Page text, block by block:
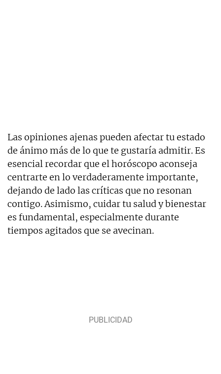
Las opiniones ajenas pueden afectar tu estado
de ánimo más de lo que te gustaría admitir. Es
esencial recordar que el horóscopo aconseja
centrarte en lo verdaderamente importante,
dejando de lado las críticas que no resonan
contigo. Asimismo, cuidar tu salud y bienestar
es fundamental, especialmente durante
tiempos agitados que se avecinan.